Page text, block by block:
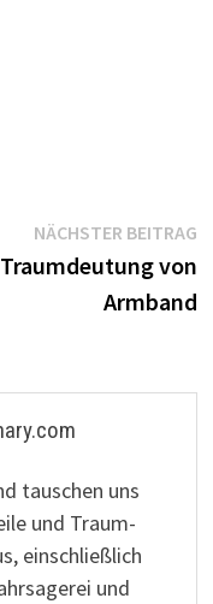
NÄCHSTER BEITRAG
Traumdeutung von
Armband
tauschen uns
und Traum-
einschließlich
und